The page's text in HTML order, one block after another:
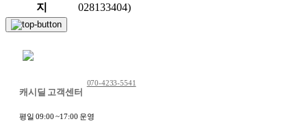
지
028133404)
캐시딜 고객센터
070-4233-5541
평일 09:00 ~17:00 운영